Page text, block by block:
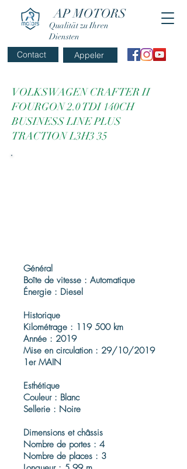
AP MOTORS
Qualität zu Ihren
Diensten
Appeler
Contact
VOLKSWAGEN CRAFTER II
FOURGON 2.0 TDI 140CH
BUSINESS LINE PLUS
TRACTION L3H3 35
Général
Boîte de vitesse : Automatique
Énergie : Diesel
Historique
Kilométrage : 119 500 km
Année : 2019
Mise en circulation : 29/10/2019
1er MAIN
Esthétique
Couleur : Blanc
Sellerie : Noire
Dimensions et châssis
Nombre de portes : 4
Nombre de places : 3